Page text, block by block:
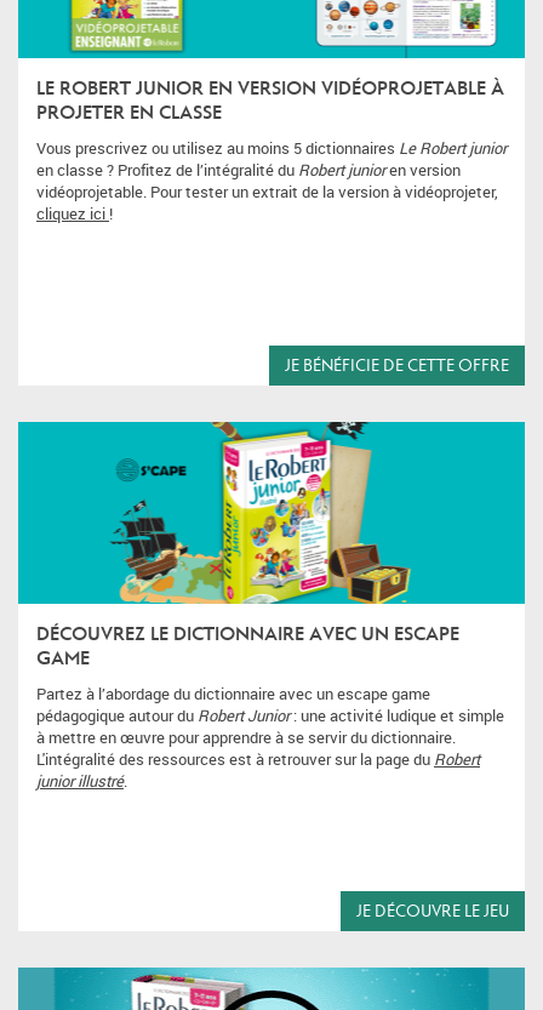
LE ROBERT JUNIOR EN VERSION VIDÉOPROJETABLE À
PROJETER EN CLASSE
Vous prescrivez ou utilisez au moins 5 dictionnaires Le Robert junior
en classe ? Profitez de l’intégralité du Robert junioren version
vidéoprojetable. Pour tester un extrait de la version à vidéoprojeter,
cliquez ici !
JE BÉNÉFICIE DE CETTE OFFRE
DÉCOUVREZ LE DICTIONNAIRE AVEC UN ESCAPE
GAME
Partez à l’abordage du dictionnaire avec un escape game
pédagogique autour du Robert Junior: une activité ludique et simple
à mettre en œuvre pour apprendre à se servir du dictionnaire.
L'intégralité des ressources est à retrouver sur la page du Robert
junior illustré.
JE DÉCOUVRE LE JEU